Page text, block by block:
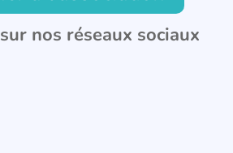
nos réseaux sociaux